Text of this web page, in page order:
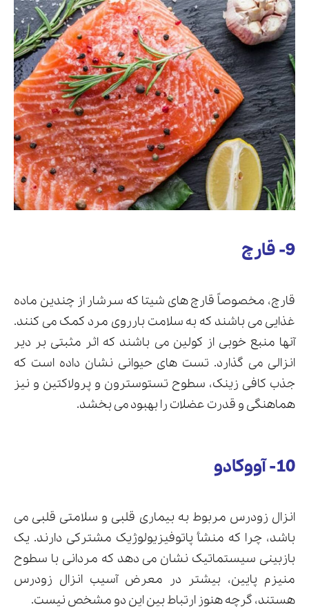
9- قارچ
قارچ، مخصوصاً قارچ های شیتا که سرشار از چندین ماده
غذایی می باشند که به سلامت بارروی مرد کمک می کنند.
آنها منبع خوبی از کولین می باشند که اثر مثبتی بر دیر
انزالی می گذارد. تست های حیوانی نشان داده است که
جذب کافی زینک، سطوح تستوسترون و پرولاکتین و نیز
هماهنگی و قدرت عضلات را بهبود می بخشد.
10- آووکادو
انزال زودرس مربوط به بیماری قلبی و سلامتی قلبی می
باشد، چرا که منشأ پاتوفیزیولوژیک مشترکی دارند. یک
بازبینی سیستماتیک نشان می دهد که مردانی با سطوح
منیزم پایین، بیشتر در معرض آسیب انزال زودرس
هستند، گرچه هنوز ارتباط بین این دو مشخص نیست.